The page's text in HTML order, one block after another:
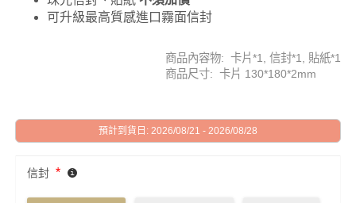
可升級最高質感進口霧面信封
商品內容物: 卡片*1, 信封*1, 貼紙*1
商品尺寸: 卡片 130*180*2mm
預計到貨日: 2026/08/21 - 2026/08/28
信封 *